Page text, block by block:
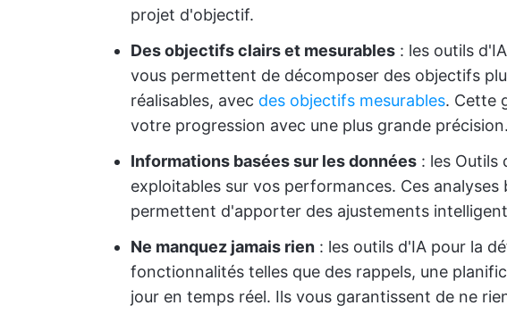
projet d'objectif.
Des objectifs clairs et mesurables : les outils
vous permettent de décomposer des objectifs
réalisables, avec des objectifs mesurables. Cette
votre progression avec une plus grande précision.
Informations basées sur les données : les Outils
exploitables sur vos performances. Ces analyses
permettent d'apporter des ajustements
Ne manquez jamais rien : les outils d'IA pour la
fonctionnalités telles que des rappels, une
jour en temps réel. Ils vous garantissent de ne